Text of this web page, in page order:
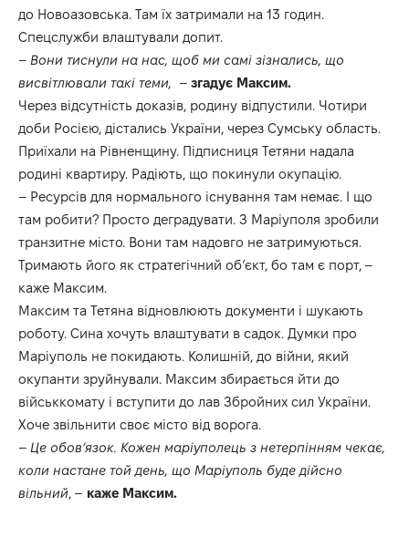
до Новоазовська. Там їх затримали на 13 годин.
Спецслужби влаштували допит.
– Вони тиснули на нас, щоб ми самі зізнались, що
висвітлювали такі теми, – згадує Максим.
Через відсутність доказів, родину відпустили. Чотири
доби Росією, дістались України, через Сумську область.
Приїхали на Рівненщину. Підписниця Тетяни надала
родині квартиру. Радіють, що покинули окупацію.
– Ресурсів для нормального існування там немає. І що
там робити? Просто деградувати. З Маріуполя зробили
транзитне місто. Вони там надовго не затримуються.
Тримають його як стратегічний об’єкт, бо там є порт, –
каже Максим.
Максим та Тетяна відновлюють документи і шукають
роботу. Сина хочуть влаштувати в садок. Думки про
Маріуполь не покидають. Колишній, до війни, який
окупанти зруйнували. Максим збирається йти до
військкомату і вступити до лав Збройних сил України.
Хоче звільнити своє місто від ворога.
– Це обов’язок. Кожен маріуполець з нетерпінням чекає,
коли настане той день, що Маріуполь буде дійсно
вільний, – каже Максим.